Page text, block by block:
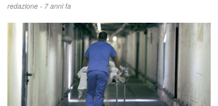
redazione - 7 anni fa